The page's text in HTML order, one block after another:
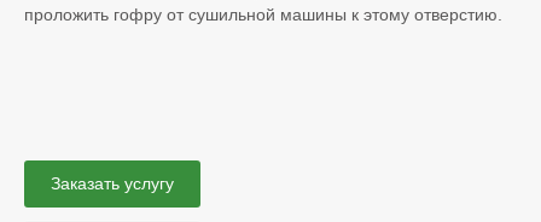
проложить гофру от сушильной машины к этому отверстию.
Заказать услугу